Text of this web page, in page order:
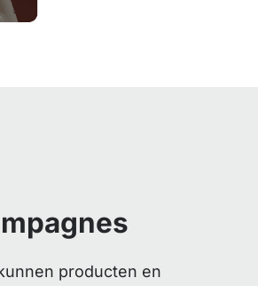
producten en